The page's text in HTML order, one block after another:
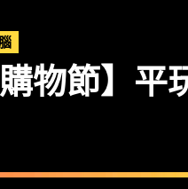
購物節】